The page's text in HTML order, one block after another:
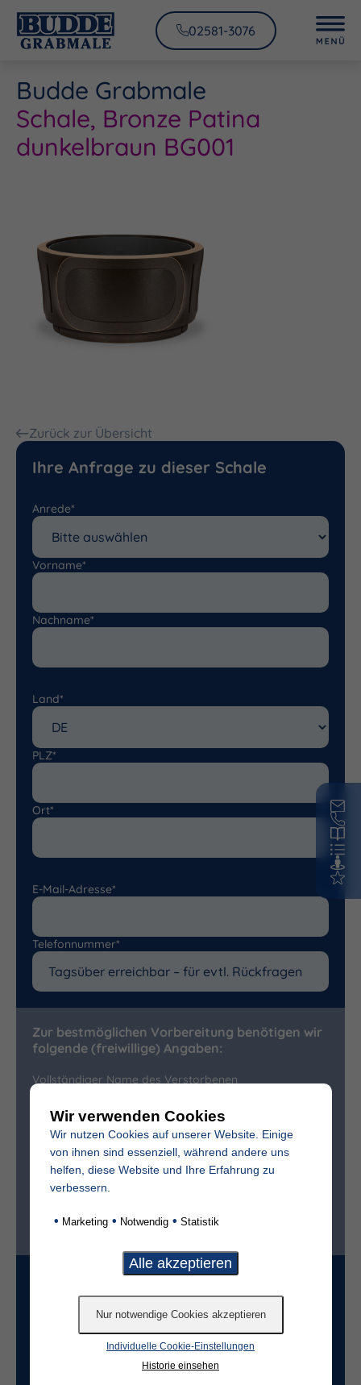
02581-3076
Budde Grabmale
Schale, Bronze Patina
dunkelbraun BG001
Zurück zur Übersicht
Ihre Anfrage zu dieser Schale
Anrede*
Vorname*
Nachname*
Land*
PLZ*
Ort*
E-Mail-Adresse*
Telefonnummer*
Zur bestmöglichen Vorbereitung benötigen wir
folgende (freiwillige) Angaben:
Vollständiger Name des Verstorbenen
Sterbedatum
Ist der Friedhof im selben Ort?*
nein
Freifeld für evtl. Anmerkungen
Wir verwenden Cookies
Wir nutzen Cookies auf unserer Website. Einige
von ihnen sind essenziell, während andere uns
helfen, diese Website und Ihre Erfahrung zu
verbessern.
• Marketing • Notwendig • Statistik
Individuelle Cookie-Einstellungen
Historie einsehen